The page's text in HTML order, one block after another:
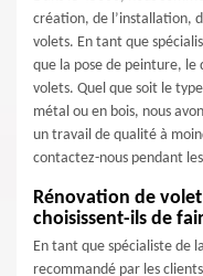
création, de l’installation,
volets. En tant que
que la pose de peinture, le
volets. Quel que soit le
métal ou en bois, nous
un travail de qualité à
contactez-nous pendant
Rénovation de
choisissent-ils de
En tant que spécialiste de
recommandé par les